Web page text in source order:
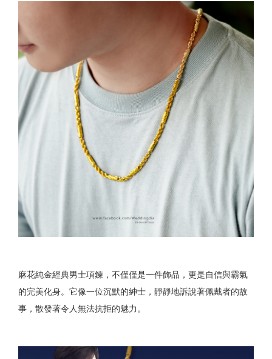
麻花純金經典男士項鍊，不僅僅是一件飾品，更是自信與霸氣
的完美化身。它像一位沉默的紳士，靜靜地訴說著佩戴者的故
事，散發著令人無法抗拒的魅力。